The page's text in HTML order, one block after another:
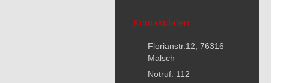
Kontaktdaten
Florianstr.12, 76316
Malsch
Notruf: 112